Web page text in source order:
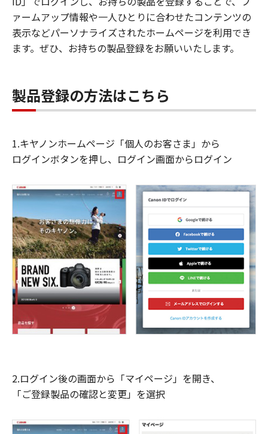
ァームアップ情報や一人ひとりに合わせたコンテンツの
表示などパーソナライズされたホームページを利用でき
ます。ぜひ、お持ちの製品登録をお願いいたします。
製品登録の方法はこちら
1.キヤノンホームページ「個人のお客さま」から
ログインボタンを押し、ログイン画面からログイン
2.ログイン後の画面から「マイページ」を開き、
「ご登録製品の確認と変更」を選択